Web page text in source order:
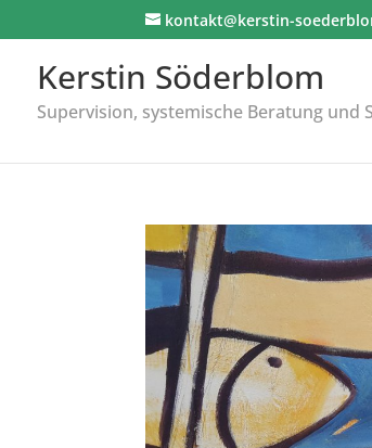
kontakt@kerstin-
Kerstin Söderblom
Supervision, systemische Beratung und